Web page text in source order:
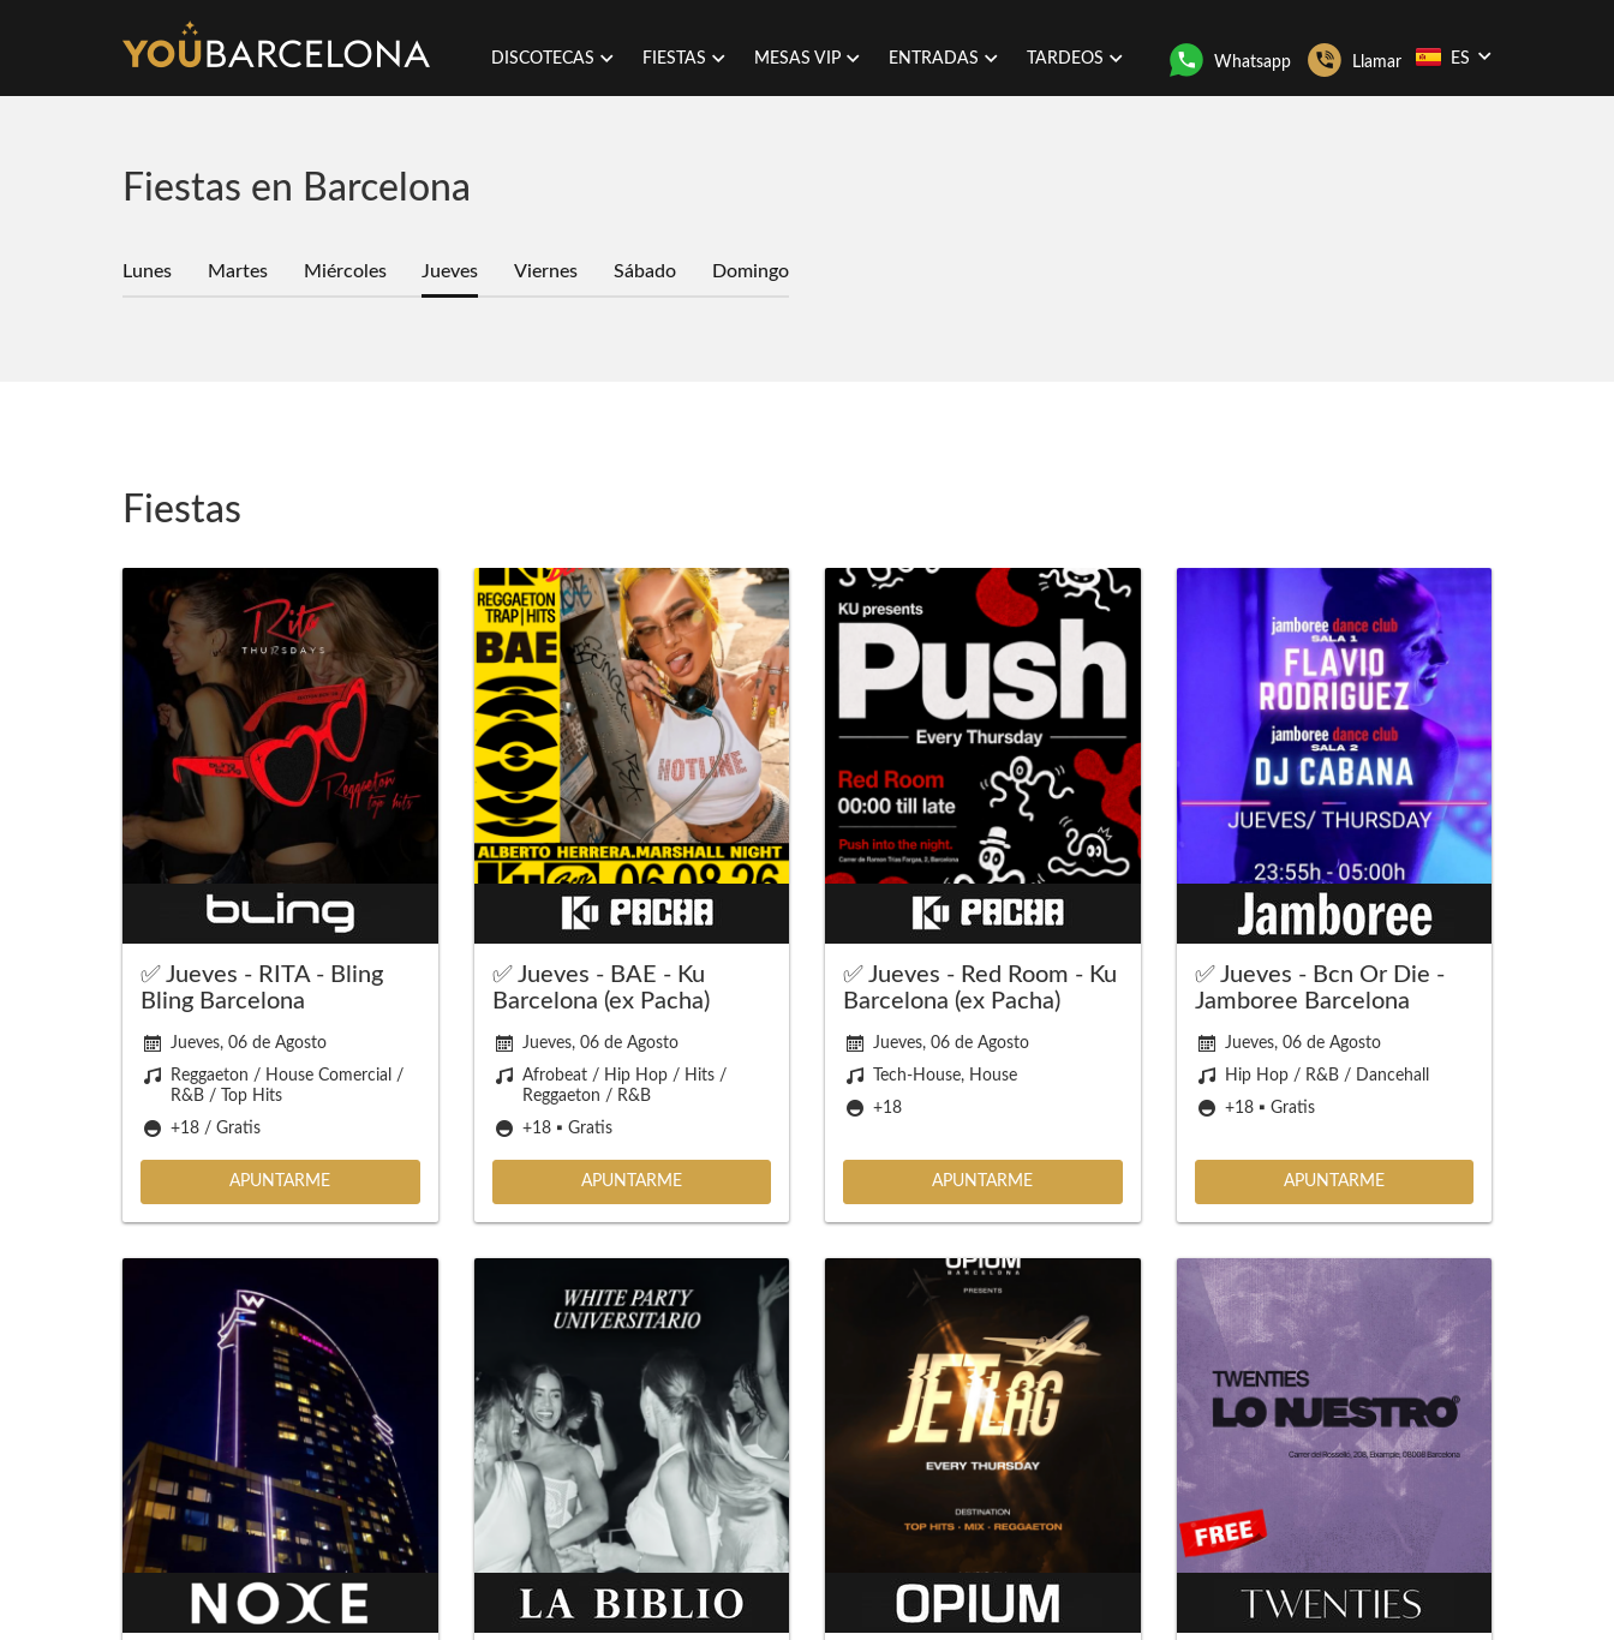
DISCOTECAS FIESTAS MESAS VIP ENTRADAS TARDEOS Whatsapp Llamar ES
Fiestas en Barcelona
Lunes Martes Miércoles Jueves Viernes Sábado Domingo
Fiestas
✅ Jueves - RITA - Bling
Bling Barcelona
Jueves, 06 de Agosto
Reggaeton / House Comercial /
R&B / Top Hits
+18 / Gratis
APUNTARME
✅ Jueves - BAE - Ku
Barcelona (ex Pacha)
Jueves, 06 de Agosto
Afrobeat / Hip Hop / Hits /
Reggaeton / R&B
+18 ▪️ Gratis
APUNTARME
✅ Jueves - Red Room - Ku
Barcelona (ex Pacha)
Jueves, 06 de Agosto
Tech-House, House
+18
APUNTARME
✅ Jueves - Bcn Or Die -
Jamboree Barcelona
Jueves, 06 de Agosto
Hip Hop / R&B / Dancehall
+18 ▪️ Gratis
APUNTARME